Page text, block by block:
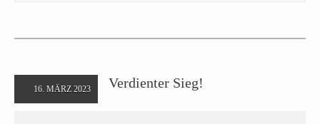
16. MÄRZ 2023 Verdienter Sieg!